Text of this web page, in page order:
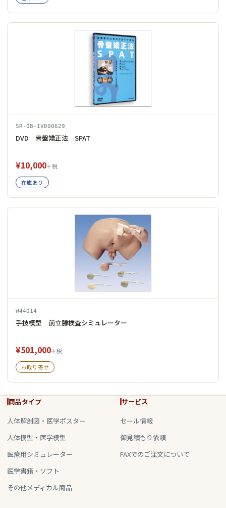
SR-08-IVD00629
DVD 骨盤矯正法 SPAT
¥10,000＋税
在庫あり
W44014
手技模型 前立腺検査シミュレーター
¥501,000＋税
お取り寄せ
商品タイプ
人体解剖図・医学ポスター
人体模型・医学模型
医療用シミュレーター
医学書籍・ソフト
その他メディカル商品
サービス
セール情報
御見積もり依頼
FAXでのご注文について